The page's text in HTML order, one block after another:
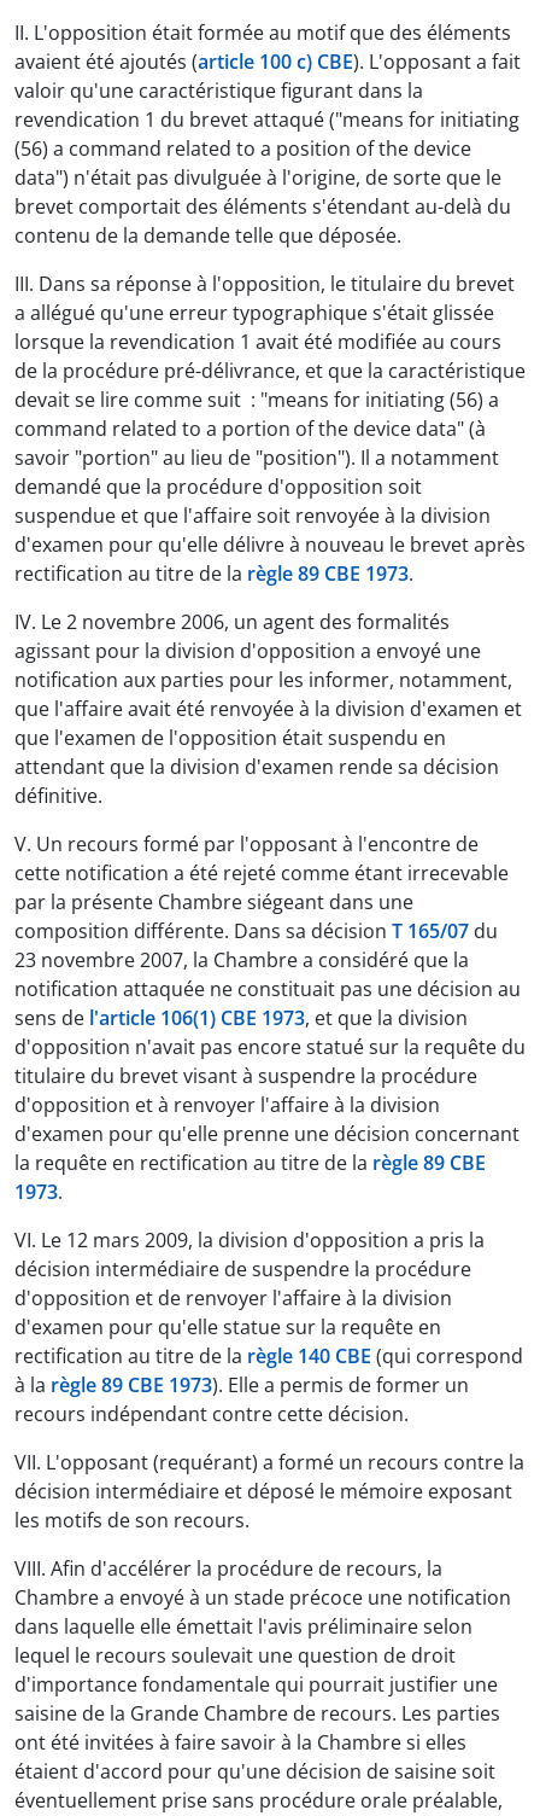
II. L'opposition était formée au motif que des éléments
avaient été ajoutés (article 100 c) CBE). L'opposant a fait
valoir qu'une caractéristique figurant dans la
revendication 1 du brevet attaqué ("means for initiating
(56) a command related to a position of the device
data") n'était pas divulguée à l'origine, de sorte que le
brevet comportait des éléments s'étendant au-delà du
contenu de la demande telle que déposée.
III. Dans sa réponse à l'opposition, le titulaire du brevet
a allégué qu'une erreur typographique s'était glissée
lorsque la revendication 1 avait été modifiée au cours
de la procédure pré-délivrance, et que la caractéristique
devait se lire comme suit : "means for initiating (56) a
command related to a portion of the device data" (à
savoir "portion" au lieu de "position"). Il a notamment
demandé que la procédure d'opposition soit
suspendue et que l'affaire soit renvoyée à la division
d'examen pour qu'elle délivre à nouveau le brevet après
rectification au titre de la règle 89 CBE 1973.
IV. Le 2 novembre 2006, un agent des formalités
agissant pour la division d'opposition a envoyé une
notification aux parties pour les informer, notamment,
que l'affaire avait été renvoyée à la division d'examen et
que l'examen de l'opposition était suspendu en
attendant que la division d'examen rende sa décision
définitive.
V. Un recours formé par l'opposant à l'encontre de
cette notification a été rejeté comme étant irrecevable
par la présente Chambre siégeant dans une
composition différente. Dans sa décision T 165/07 du
23 novembre 2007, la Chambre a considéré que la
notification attaquée ne constituait pas une décision au
sens de l'article 106(1) CBE 1973, et que la division
d'opposition n'avait pas encore statué sur la requête du
titulaire du brevet visant à suspendre la procédure
d'opposition et à renvoyer l'affaire à la division
d'examen pour qu'elle prenne une décision concernant
la requête en rectification au titre de la règle 89 CBE
1973.
VI. Le 12 mars 2009, la division d'opposition a pris la
décision intermédiaire de suspendre la procédure
d'opposition et de renvoyer l'affaire à la division
d'examen pour qu'elle statue sur la requête en
rectification au titre de la règle 140 CBE (qui correspond
à la règle 89 CBE 1973). Elle a permis de former un
recours indépendant contre cette décision.
VII. L'opposant (requérant) a formé un recours contre la
décision intermédiaire et déposé le mémoire exposant
les motifs de son recours.
VIII. Afin d'accélérer la procédure de recours, la
Chambre a envoyé à un stade précoce une notification
dans laquelle elle émettait l'avis préliminaire selon
lequel le recours soulevait une question de droit
d'importance fondamentale qui pourrait justifier une
saisine de la Grande Chambre de recours. Les parties
ont été invitées à faire savoir à la Chambre si elles
étaient d'accord pour qu'une décision de saisine soit
éventuellement prise sans procédure orale préalable,